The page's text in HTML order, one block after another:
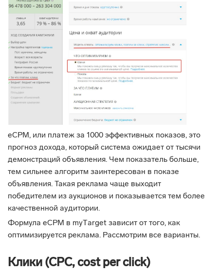
eCPM, или платеж за 1000 эффективных показов, это
прогноз дохода, который система ожидает от тысячи
демонстраций объявления. Чем показатель больше,
тем сильнее алгоритм заинтересован в показе
объявления. Такая реклама чаще выходит
победителем из аукционов и показывается тем более
качественной аудитории.
Формула eCPM в myТarget зависит от того, как
оптимизируется реклама. Рассмотрим все варианты.
Клики (CPC, cost per click)